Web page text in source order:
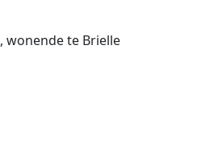
, wonende te Brielle